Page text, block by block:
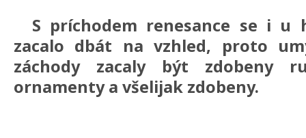
S príchodem renesance se i u
zacalo dbát na vzhled, proto
záchody zacaly být zdobeny
ornamenty a všelijak zdobeny.